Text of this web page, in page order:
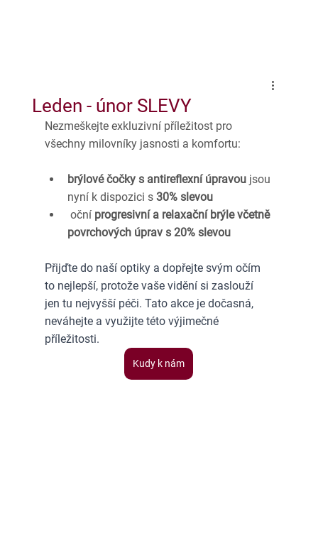
Leden - únor SLEVY
Nezmeškejte exkluzivní příležitost pro
všechny milovníky jasnosti a komfortu:
brýlové čočky s antireflexní úpravou jsou
nyní k dispozici s 30% slevou
oční progresivní a relaxační brýle včetně
povrchových úprav s 20% slevou
Přijďte do naší optiky a dopřejte svým očím
to nejlepší, protože vaše vidění si zaslouží
jen tu nejvyšší péči. Tato akce je dočasná,
neváhejte a využijte této výjimečné
příležitosti.
Kudy k nám